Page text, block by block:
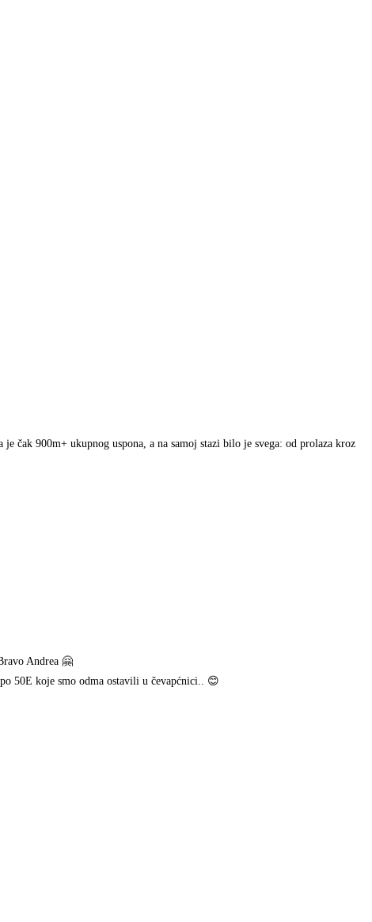
čak 900m+ ukupnog uspona, a na samoj stazi bilo je svega: od prolaza kroz
Andrea 🤗
50E koje smo odma ostavili u čevapćnici.. 😊